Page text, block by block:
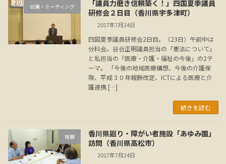
会議・ミーティング
「議員力磨き信頼築く！」四国夏季議員
研修会２日目（香川県宇多津町）
2017年7月24日
四国夏季議員研修会2日目。（23日）午前中は
分科会。谷合正明議員担当の「憲法について」
と私担当の「医療・介護・福祉の今後」の2テ
ーマ。 「今後の地域医療構想、今後の介護保
険、平成３０年報酬改定、ICTによる医療と介
護連携 […]
続きを読む
視察
香川県廻り・障がい者施設「あゆみ園」
訪問（香川県高松市）
2017年7月24日